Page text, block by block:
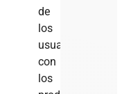
de
los
usuarios
con
los